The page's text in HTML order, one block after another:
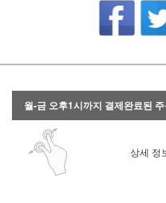
월-금 오후1시까지 결제완료된
상세 정